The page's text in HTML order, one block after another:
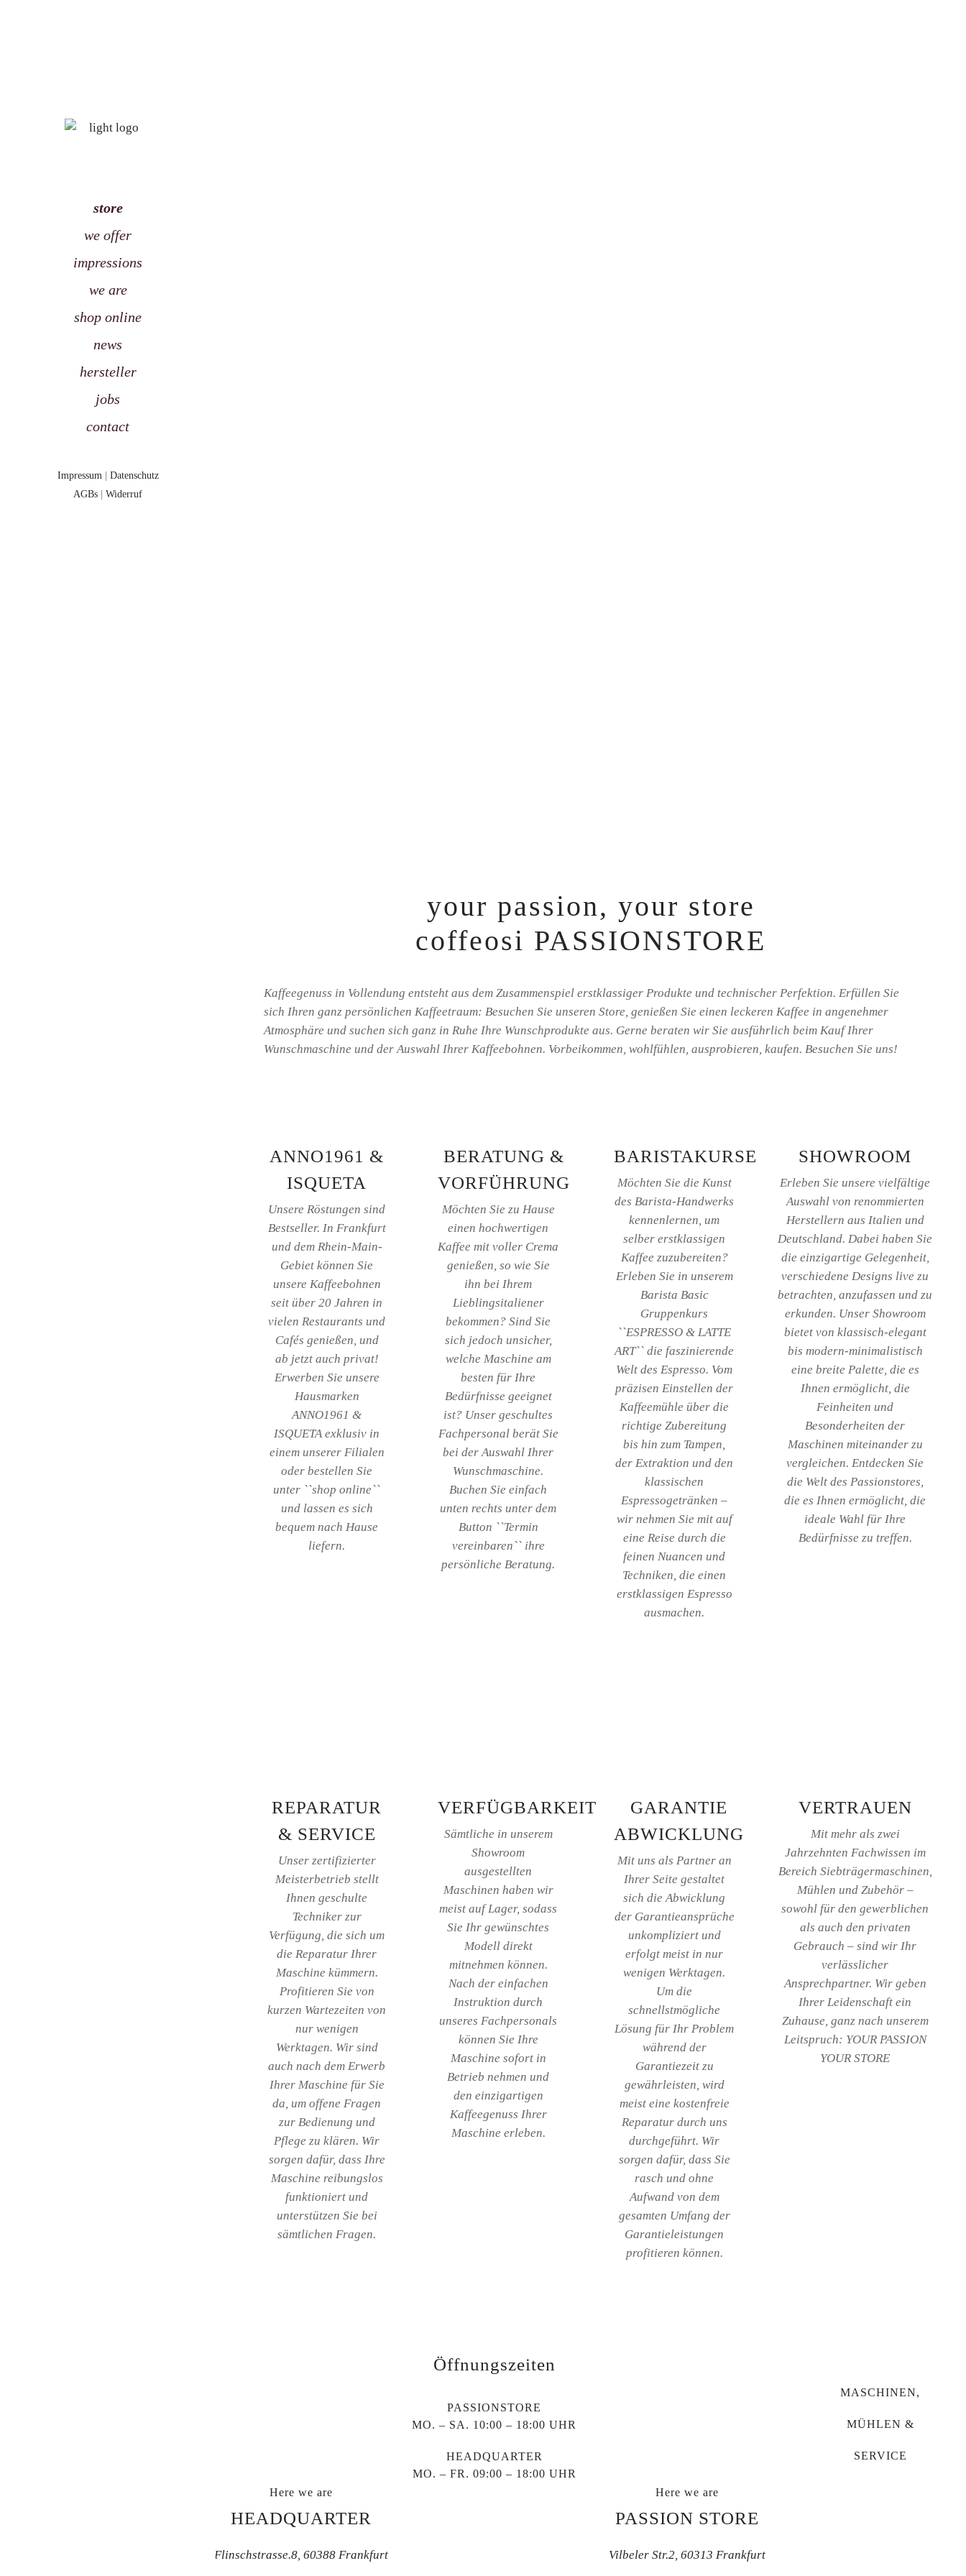
store
we offer
impressions
we are
shop online
news
hersteller
jobs
contact
Impressum| Datenschutz
AGBs
Widerruf
your passion, your store
coffeosi PASSIONSTORE
Kaffeegenuss in Vollendung entsteht aus dem Zusammenspiel erstklassiger Produkte und technischer Perfektion. Erfüllen Sie
sich Ihren ganz persönlichen Kaffeetraum: Besuchen Sie unseren Store, genießen Sie einen leckeren Kaffee in angenehmer
Atmosphäre und suchen sich ganz in Ruhe Ihre Wunschprodukte aus. Gerne beraten wir Sie ausführlich beim Kauf Ihrer
Wunschmaschine und der Auswahl Ihrer Kaffeebohnen. Vorbeikommen, wohlfühlen, ausprobieren, kaufen. Besuchen Sie uns!
ANNO1961 &
ISQUETA
Unsere Röstungen sind
Bestseller. In Frankfurt
und dem Rhein-Main-
Gebiet können Sie
unsere Kaffeebohnen
seit über 20 Jahren in
vielen Restaurants und
Cafés genießen, und
ab jetzt auch privat!
Erwerben Sie unsere
Hausmarken
ANNO1961 &
ISQUETA exklusiv in
einem unserer Filialen
oder bestellen Sie
unter ``shop online``
und lassen es sich
bequem nach Hause
liefern.
BERATUNG &
VORFÜHRUNG
Möchten Sie zu Hause
einen hochwertigen
Kaffee mit voller Crema
genießen, so wie Sie
ihn bei Ihrem
Lieblingsitaliener
bekommen? Sind Sie
sich jedoch unsicher,
welche Maschine am
besten für Ihre
Bedürfnisse geeignet
ist? Unser geschultes
Fachpersonal berät Sie
bei der Auswahl Ihrer
Wunschmaschine.
Buchen Sie einfach
unten rechts unter dem
Button ``Termin
vereinbaren`` ihre
persönliche Beratung.
BARISTAKURSE
Möchten Sie die Kunst
des Barista-Handwerks
kennenlernen, um
selber erstklassigen
Kaffee zuzubereiten?
Erleben Sie in unserem
Barista Basic
Gruppenkurs
``ESPRESSO & LATTE
ART`` die faszinierende
Welt des Espresso. Vom
präzisen Einstellen der
Kaffeemühle über die
richtige Zubereitung
bis hin zum Tampen,
der Extraktion und den
klassischen
Espressogetränken –
wir nehmen Sie mit auf
eine Reise durch die
feinen Nuancen und
Techniken, die einen
erstklassigen Espresso
ausmachen.
SHOWROOM
Erleben Sie unsere vielfältige
Auswahl von renommierten
Herstellern aus Italien und
Deutschland. Dabei haben Sie
die einzigartige Gelegenheit,
verschiedene Designs live zu
betrachten, anzufassen und zu
erkunden. Unser Showroom
bietet von klassisch-elegant
bis modern-minimalistisch
eine breite Palette, die es
Ihnen ermöglicht, die
Feinheiten und
Besonderheiten der
Maschinen miteinander zu
vergleichen. Entdecken Sie
die Welt des Passionstores,
die es Ihnen ermöglicht, die
ideale Wahl für Ihre
Bedürfnisse zu treffen.
REPARATUR
& SERVICE
Unser zertifizierter
Meisterbetrieb stellt
Ihnen geschulte
Techniker zur
Verfügung, die sich um
die Reparatur Ihrer
Maschine kümmern.
Profitieren Sie von
kurzen Wartezeiten von
nur wenigen
Werktagen. Wir sind
auch nach dem Erwerb
Ihrer Maschine für Sie
da, um offene Fragen
zur Bedienung und
Pflege zu klären. Wir
sorgen dafür, dass Ihre
Maschine reibungslos
funktioniert und
unterstützen Sie bei
sämtlichen Fragen.
VERFÜGBARKEIT
Sämtliche in unserem
Showroom
ausgestellten
Maschinen haben wir
meist auf Lager, sodass
Sie Ihr gewünschtes
Modell direkt
mitnehmen können.
Nach der einfachen
Instruktion durch
unseres Fachpersonals
können Sie Ihre
Maschine sofort in
Betrieb nehmen und
den einzigartigen
Kaffeegenuss Ihrer
Maschine erleben.
GARANTIE
ABWICKLUNG
Mit uns als Partner an
Ihrer Seite gestaltet
sich die Abwicklung
der Garantieansprüche
unkompliziert und
erfolgt meist in nur
wenigen Werktagen.
Um die
schnellstmögliche
Lösung für Ihr Problem
während der
Garantiezeit zu
gewährleisten, wird
meist eine kostenfreie
Reparatur durch uns
durchgeführt. Wir
sorgen dafür, dass Sie
rasch und ohne
Aufwand von dem
gesamten Umfang der
Garantieleistungen
profitieren können.
VERTRAUEN
Mit mehr als zwei
Jahrzehnten Fachwissen im
Bereich Siebträgermaschinen,
Mühlen und Zubehör –
sowohl für den gewerblichen
als auch den privaten
Gebrauch – sind wir Ihr
verlässlicher
Ansprechpartner. Wir geben
Ihrer Leidenschaft ein
Zuhause, ganz nach unserem
Leitspruch: YOUR PASSION
YOUR STORE
Öffnungszeiten
PASSIONSTORE
MO. – SA. 10:00 – 18:00 UHR
HEADQUARTER
MO. – FR. 09:00 – 18:00 UHR
MASCHINEN,
MÜHLEN &
SERVICE
Here we are
HEADQUARTER
Flinschstrasse.8, 60388 Frankfurt
Here we are
PASSION STORE
Vilbeler Str.2, 60313 Frankfurt